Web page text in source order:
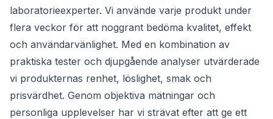
laboratorieexperter. Vi använde varje produkt under
flera veckor för att noggrant bedöma kvalitet, effekt
och användarvänlighet. Med en kombination av
praktiska tester och djupgående analyser utvärderade
vi produkternas renhet, löslighet, smak och
prisvärdhet. Genom objektiva mätningar och
personliga upplevelser har vi strävat efter att ge ett